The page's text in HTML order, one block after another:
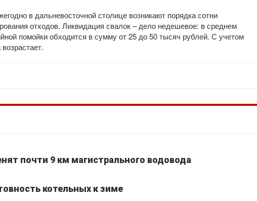
в дальневосточной столице возникают порядка сотни
отходов. Ликвидация свалок – дело недешевое: в среднем
помойки обходится в сумму от 25 до 50 тысяч рублей. С учетом
почти 9 км магистрального водовода
котельных к зиме